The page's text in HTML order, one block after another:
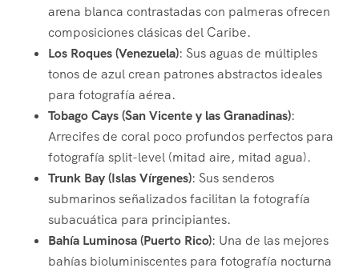
arena blanca contrastadas con palmeras ofrecen
composiciones clásicas del Caribe.
Los Roques (Venezuela): Sus aguas de múltiples
tonos de azul crean patrones abstractos ideales
para fotografía aérea.
Tobago Cays (San Vicente y las Granadinas):
Arrecifes de coral poco profundos perfectos para
fotografía split-level (mitad aire, mitad agua).
Trunk Bay (Islas Vírgenes): Sus senderos
submarinos señalizados facilitan la fotografía
subacuática para principiantes.
Bahía Luminosa (Puerto Rico): Una de las mejores
bahías bioluminiscentes para fotografía nocturna